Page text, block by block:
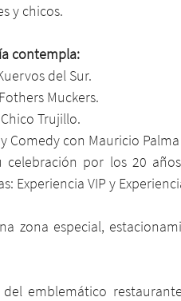
y chicos.
contempla:
del Sur.
Muckers.
Trujillo.
Comedy con Mauricio
por los 20
Experiencia VIP y
zona especial,
emblemático